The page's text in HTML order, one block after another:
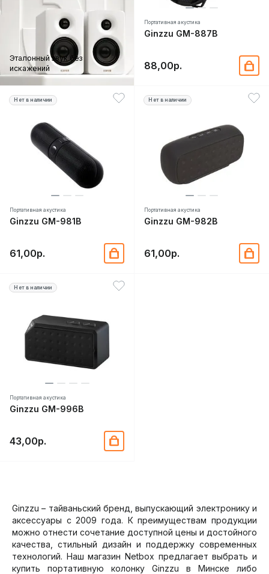
Эталонный звук без
искажений
Портативная акустика
Ginzzu GM-887B
88,00р.
Нет в наличии
Портативная акустика
Ginzzu GM-981B
61,00р.
Нет в наличии
Портативная акустика
Ginzzu GM-982B
61,00р.
Нет в наличии
Портативная акустика
Ginzzu GM-996B
43,00р.
Ginzzu – тайваньский бренд, выпускающий электронику и
аксессуары с 2009 года. К преимуществам продукции
можно отнести сочетание доступной цены и достойного
качества, стильный дизайн и поддержку современных
технологий. Наш магазин Netbox предлагает выбрать и
купить портативную колонку Ginzzu в Минске либо